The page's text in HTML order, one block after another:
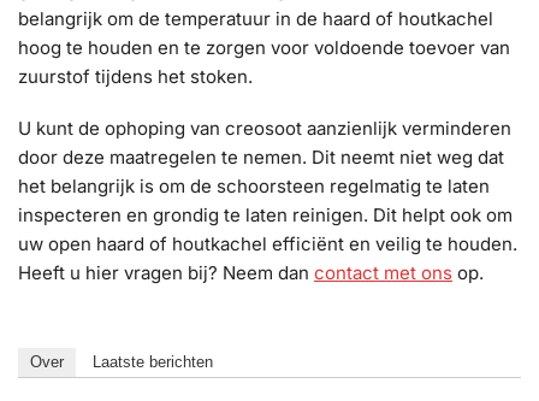
belangrijk om de temperatuur in de haard of houtkachel
hoog te houden en te zorgen voor voldoende toevoer van
zuurstof tijdens het stoken.
U kunt de ophoping van creosoot aanzienlijk verminderen
door deze maatregelen te nemen. Dit neemt niet weg dat
het belangrijk is om de schoorsteen regelmatig te laten
inspecteren en grondig te laten reinigen. Dit helpt ook om
uw open haard of houtkachel efficiënt en veilig te houden.
Heeft u hier vragen bij? Neem dan contact met ons op.
Over Laatste berichten